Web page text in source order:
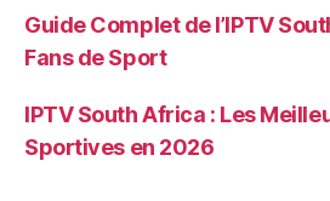
Guide Complet de l’IPTV
Fans de Sport
IPTV South Africa : Les
Sportives en 2026